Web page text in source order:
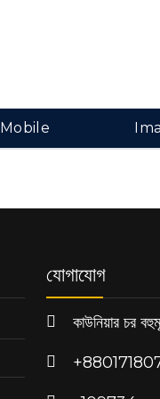
Mobile
যোগাযোগ
কাউনিয়ার চর